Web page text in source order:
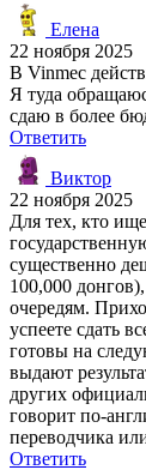
Елена
22 ноября 2025
В Vinmec
Я туда
сдаю в более
Ответить
Виктор
22 ноября 2025
Для тех, кто
существенно
100,000
очередям.
успеете сдать
готовы на
выдают
других
говорит по-
переводчика
Ответить